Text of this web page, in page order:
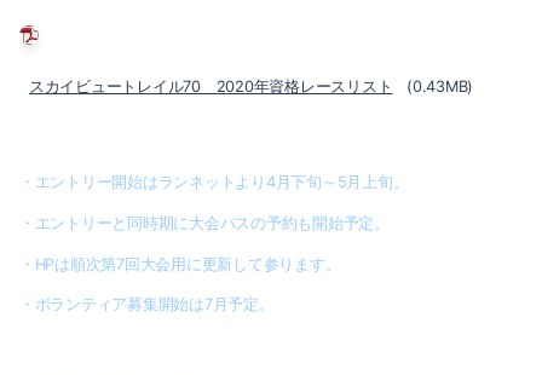
スカイビュートレイル70 2020年資格レースリスト (0.43MB)
・エントリー開始はランネットより4月下旬～5月上旬。
・エントリーと同時期に大会バスの予約も開始予定。
・HPは順次第7回大会用に更新して参ります。
・ボランティア募集開始は7月予定。